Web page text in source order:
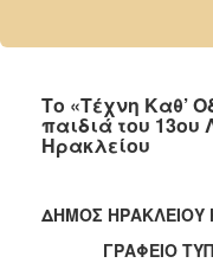
2024
2022
2021
Το «Τέχνη Καθ’
παιδιά του 13ου
Ηρακλείου
ΔΗΜΟΣ ΗΡΑΚΛΕΙΟΥ
ΓΡΑΦΕΙΟ